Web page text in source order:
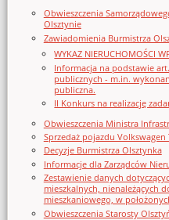
Obwieszczenia
Olsztynie
Zawiadomienia Burmistrza
WYKAZ NIERUCHOMOŚCI
Informacja na podstawie
publicznych - m.in.
publiczna.
II Konkurs na realizację
Obwieszczenia Ministra
Sprzedaż pojazdu Volkswagen
Decyzje Burmistrza Olsztynka
Informacje dla Zarządców
Zestawienie danych
mieszkalnych, nienależących
mieszkaniowego, w
Obwieszczenia Starosty